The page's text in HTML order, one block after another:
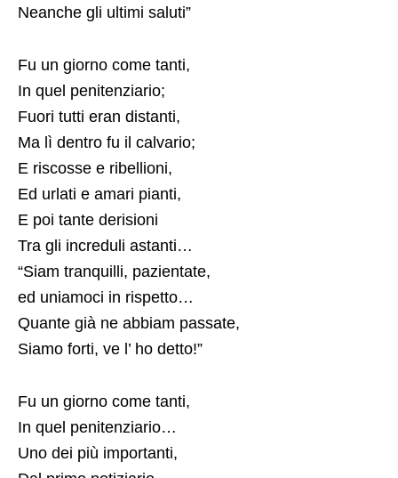
Neanche gli ultimi saluti”
Fu un giorno come tanti,
In quel penitenziario;
Fuori tutti eran distanti,
Ma lì dentro fu il calvario;
E riscosse e ribellioni,
Ed urlati e amari pianti,
E poi tante derisioni
Tra gli increduli astanti…
“Siam tranquilli, pazientate,
ed uniamoci in rispetto…
Quante già ne abbiam passate,
Siamo forti, ve l’ ho detto!”
Fu un giorno come tanti,
In quel penitenziario…
Uno dei più importanti,